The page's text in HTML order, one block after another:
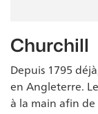
Churchill
Depuis 1795
en Angleterre.
à la main afin